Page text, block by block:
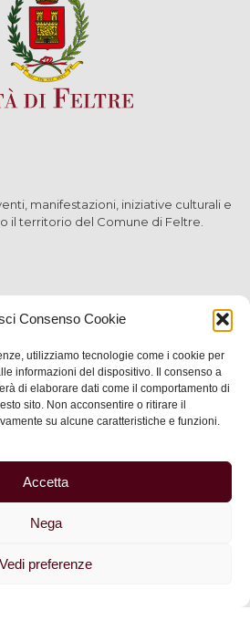
Consenso Cookie
utilizziamo tecnologie come i cookie per
informazioni del dispositivo. Il consenso a
di elaborare dati come il comportamento di
sito. Non acconsentire o ritirare il
su alcune caratteristiche e funzioni.
Accetta
Nega
Vedi preferenze
manifestazioni, iniziative culturali e
il territorio del Comune di Feltre.